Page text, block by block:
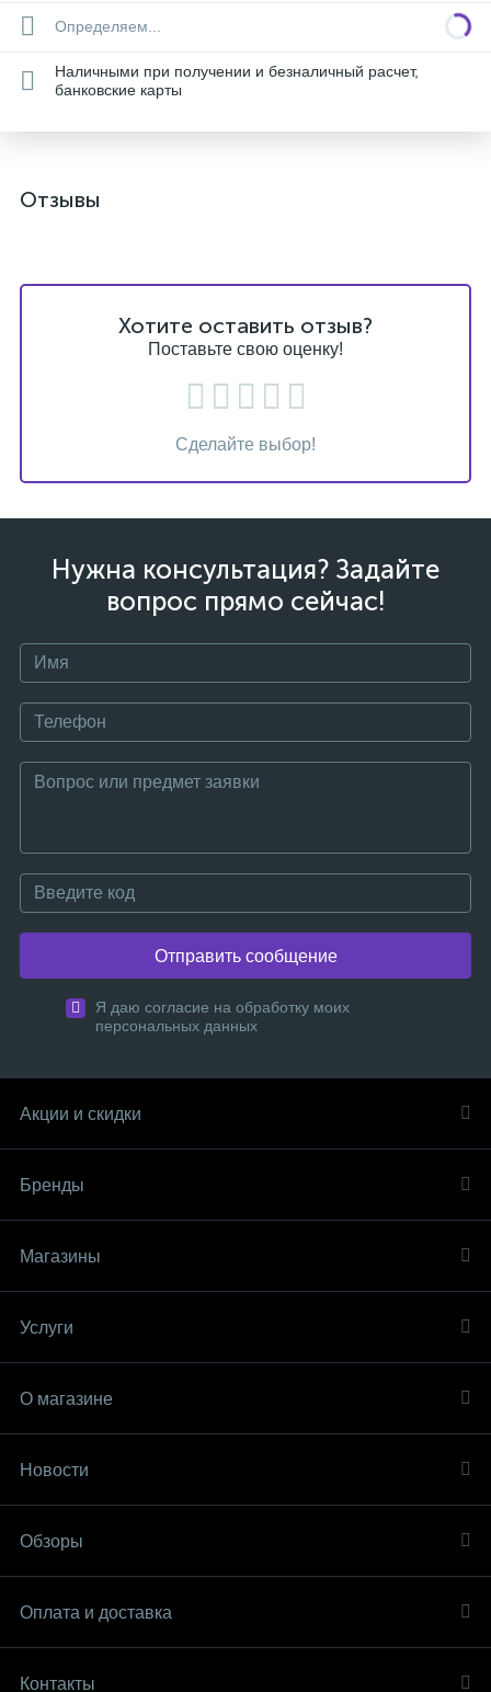
Определяем...
Наличными при получении и безналичный расчет,
банковские карты
Отзывы
Хотите оставить отзыв?
Поставьте свою оценку!
Сделайте выбор!
Нужна консультация? Задайте
вопрос прямо сейчас!
Отправить сообщение
Я даю согласие на обработку моих
персональных данных
Акции и скидки
Бренды
Магазины
Услуги
О магазине
Новости
Обзоры
Оплата и доставка
Контакты